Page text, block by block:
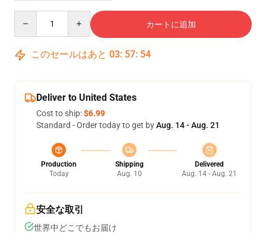
カートに追加
このセールはあと 03: 57: 53
Deliver to United States
Cost to ship:$6.99
Standard - Order today to get byAug. 14 - Aug. 21
Production
Today
Shipping
Aug. 10
Delivered
Aug. 14 - Aug. 21
安全な取引
世界中どこでもお届け